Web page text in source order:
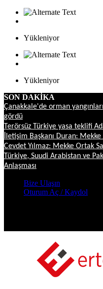
Yükleniyor
Yükleniyor
SON DAKİKA
Çanakkale'de orman
gördü
Terörsüz Türkiye yasa teklifi
İletişim Başkanı Duran:
Cevdet Yılmaz: Mekke Ortak
Türkiye, Suudi Arabistan ve
Anlaşması
Bize Ulaşın
Oturum Aç / Kaydol